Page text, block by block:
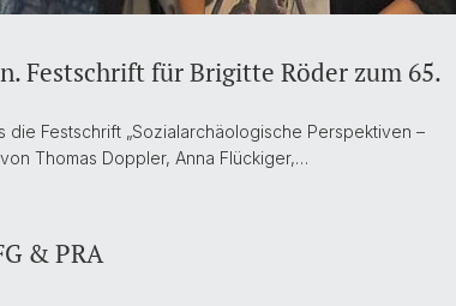
Festschrift für Brigitte Röder zum 65.
die Festschrift „Sozialarchäologische Perspektiven –
Thomas Doppler, Anna Flückiger,…
& PRA